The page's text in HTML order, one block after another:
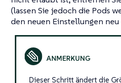
(lassen Sie jedoch die Pods
den neuen Einstellungen
Dieser Schritt ändert die